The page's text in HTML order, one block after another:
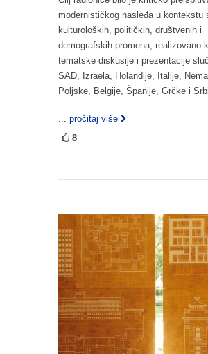
modernističkog nasleđa u kontekstu
kulturoloških, političkih, društvenih i
demografskih promena, realizovano
tematske diskusije i prezentacije
SAD, Izraela, Holandije, Italije,
Poljske, Belgije, Španije, Grčke i
... pročitaj više
8